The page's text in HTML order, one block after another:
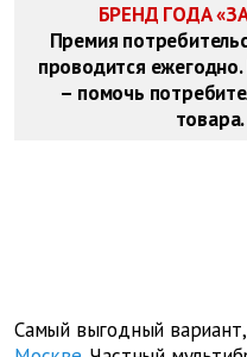
БРЕНД ГОДА
Премия
проводится
– помочь
товара.
Самый выгодный